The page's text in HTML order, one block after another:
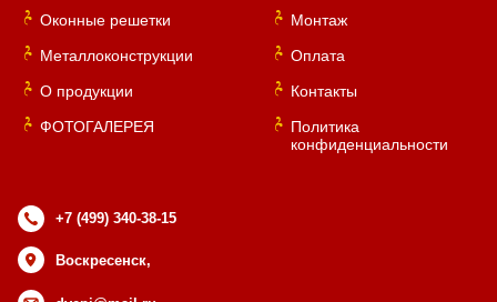
Оконные решетки
Металлоконструкции
О продукции
ФОТОГАЛЕРЕЯ
Монтаж
Оплата
Контакты
Политика
конфиденциальности
+7 (499) 340-38-15
Воскресенск,